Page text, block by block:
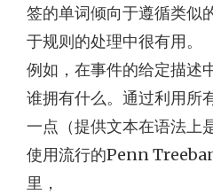
签的单词倾向于遵循类似
于规则的处理中很有用。
例如，在事件的给定描述
谁拥有什么。通过利用所
一点（提供文本在语法上
使用流行的Penn
里，